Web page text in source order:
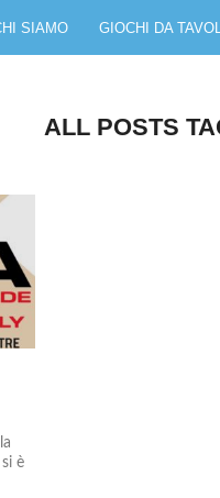
SIAMO GIOCHI DA
ALL POSTS
è